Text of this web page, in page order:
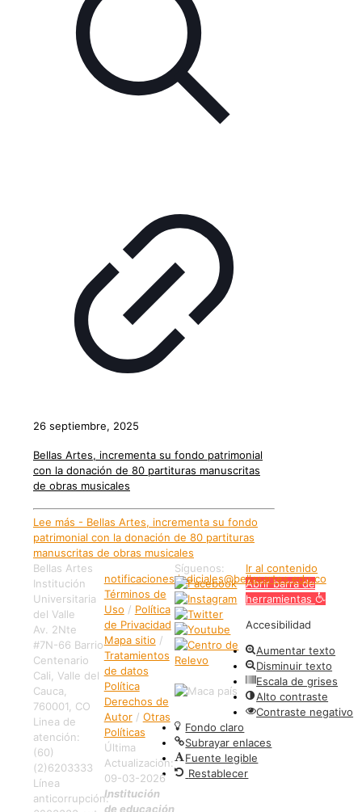
26 septiembre, 2025
Bellas Artes, incrementa su fondo patrimonial
con la donación de 80 partituras manuscritas
de obras musicales
Lee más - Bellas Artes, incrementa su fondo
patrimonial con la donación de 80 partituras
manuscritas de obras musicales
Bellas Artes
Institución
Universitaria
del Valle
Av. 2Nte
#7N-66 Barrio
Centenario
Cali, Valle del
Cauca,
760001, CO
Linea de
atención:
(60)
(2)6203333
Línea
anticorrupción:
notificaciones.judiciales@bellasartes.edu.co
Términos de
Uso / Política
de Privacidad
Mapa sitio /
Tratamientos
de datos
Política
Derechos de
Autor/ Otras
Políticas
Última
Actualización:
09-03-2026
Institución
de educación
Síguenos:
Ir al contenido
Abrir barra de
herramientas
Accesibilidad
Aumentar texto
Disminuir texto
Escala de grises
Alto contraste
Contraste negativo
Fondo claro
Subrayar enlaces
Fuente legible
Restablecer